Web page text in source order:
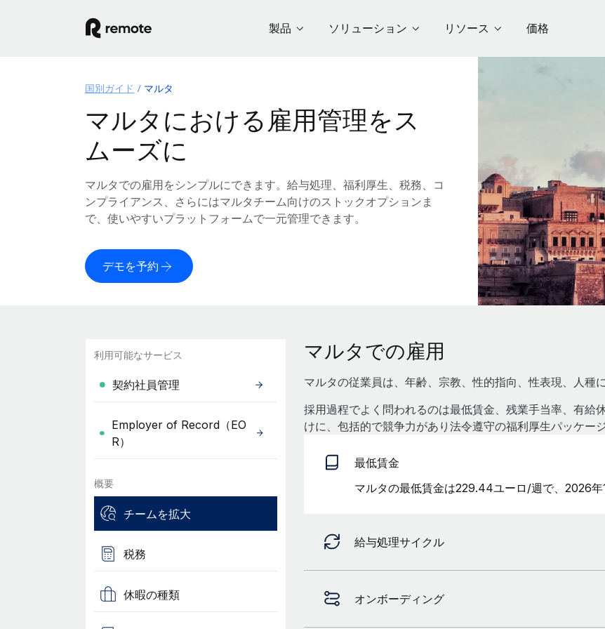
製品 ソリューション リソース 価格
国別ガイド マルタ
マルタにおける雇用管理をス
ムーズに
マルタでの雇用をシンプルにできます。給与処理、福利厚生、税務、コ
ンプライアンス、さらにはマルタチーム向けのストックオプションま
で、使いやすいプラットフォームで一元管理できます。
デモを予約
利用可能なサービス
契約社員管理
Employer of Record（EO
R）
概要
チームを拡大
税務
休暇の種類
マルタでの雇用
マルタの従業員は、年齢、宗教、性的指向、性表現、人種
採用過程でよく問われるのは最低賃金、残業手当率、有給
けに、包括的で競争力があり法令遵守の福利厚生パッケー
最低賃金
マルタの最低賃金は229.44ユーロ/週で、2026年
給与処理サイクル
オンボーディング